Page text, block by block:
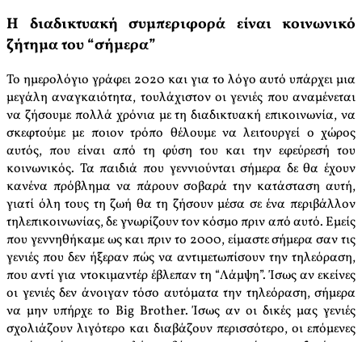
Η διαδικτυακή συμπεριφορά είναι κοινωνικό
ζήτημα του “σήμερα”
Το ημερολόγιο γράφει 2020 και για το λόγο αυτό υπάρχει μια
μεγάλη αναγκαιότητα, τουλάχιστον οι γενιές που αναμένεται
να ζήσουμε πολλά χρόνια με τη διαδικτυακή επικοινωνία, να
σκεφτούμε με ποιον τρόπο θέλουμε να λειτουργεί ο χώρος
αυτός, που είναι από τη φύση του και την εφεύρεσή του
κοινωνικός. Τα παιδιά που γεννιούνται σήμερα δε θα έχουν
κανένα πρόβλημα να πάρουν σοβαρά την κατάσταση αυτή,
γιατί όλη τους τη ζωή θα τη ζήσουν μέσα σε ένα περιβάλλον
τηλεπικοινωνίας, δε γνωρίζουν τον κόσμο πριν από αυτό. Εμείς
που γεννηθήκαμε ως και πριν το 2000, είμαστε σήμερα σαν τις
γενιές που δεν ήξεραν πώς να αντιμετωπίσουν την τηλεόραση,
που αντί για ντοκιμαντέρ έβλεπαν τη “Λάμψη”. Ίσως αν εκείνες
οι γενιές δεν άνοιγαν τόσο αυτόματα την τηλεόραση, σήμερα
να μην υπήρχε το Big Brother. Ίσως αν οι δικές μας γενιές
σχολιάζουν λιγότερο και διαβάζουν περισσότερο, οι επόμενες